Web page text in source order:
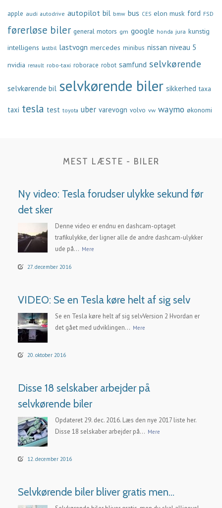
apple audi autodrive autopilot bil bmw bus CES elon musk ford FSD
førerløse biler general motors gm google honda jura kunstig
intelligens lastbil lastvogn mercedes minibus nissan niveau 5
nvidia renault robo-taxi roborace robot samfund selvkørende
selvkørende bil selvkørende biler sikkerhed taxa
taxi tesla test toyota uber varevogn volvo vw waymo økonomi
MEST LÆSTE - BILER
Ny video: Tesla forudser ulykke sekund før
det sker
Denne video er endnu en dashcam-optaget
trafikulykke, der ligner alle de andre dashcam-ulykker
ude på... Mere
27. december 2016
VIDEO: Se en Tesla køre helt af sig selv
Se en Tesla køre helt af sig selvVersion 2 Hvordan er
det gået med udviklingen... Mere
20. oktober 2016
Disse 18 selskaber arbejder på
selvkørende biler
Opdateret 29. dec. 2016. Læs den nye 2017 liste her.
Disse 18 selskaber arbejder på... Mere
12. december 2016
Selvkørende biler bliver gratis men…